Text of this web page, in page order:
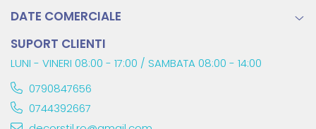
DATE COMERCIALE
SUPORT CLIENTI
LUNI - VINERI 08:00 - 17:00 / SAMBATA 08:00 - 14:00
0790847656
0744392667